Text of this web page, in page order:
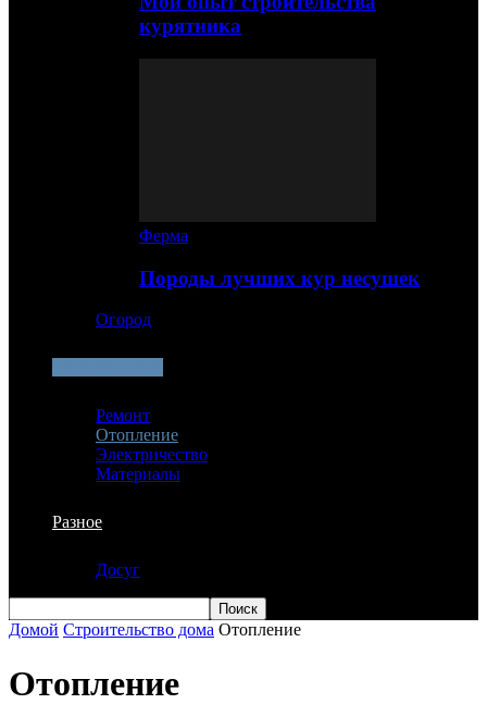
курятника
Ферма
Породы лучших кур несушек
Огород
Ремонт
Отопление
Электричество
Материалы
Разное
Досуг
Домой Строительство дома Отопление
Отопление